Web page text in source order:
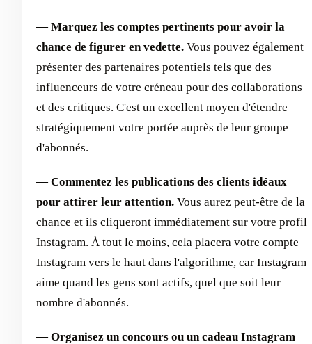
— Marquez les comptes pertinents pour avoir la
chance de figurer en vedette. Vous pouvez également
présenter des partenaires potentiels tels que des
influenceurs de votre créneau pour des collaborations
et des critiques. C'est un excellent moyen d'étendre
stratégiquement votre portée auprès de leur groupe
d'abonnés.
— Commentez les publications des clients idéaux
pour attirer leur attention. Vous aurez peut-être de la
chance et ils cliqueront immédiatement sur votre profil
Instagram. À tout le moins, cela placera votre compte
Instagram vers le haut dans l'algorithme, car Instagram
aime quand les gens sont actifs, quel que soit leur
nombre d'abonnés.
— Organisez un concours ou un cadeau Instagram